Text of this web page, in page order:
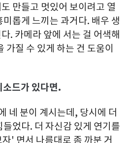
만들고 멋있어 보이려고 열
롭게 느끼는 과거다. 배우 생
. 카메라 앞에 서는 걸 어색해
가질 수 있게 하는 건 도움이
드가 있다면.
네 분이 계시는데, 당시에 더
었다. 더 자신감 있게 연기를
' 면서 나름대로 좀 까분 거